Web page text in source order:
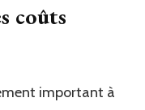
coûts
important à